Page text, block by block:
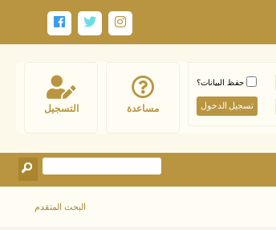
التسجيل مساعدة
حفظ البيانات؟
البحث المتقدم